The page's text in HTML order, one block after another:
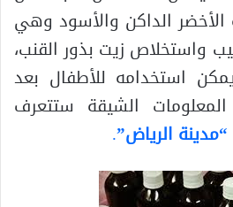
الداكن والأسود وهي
واستخلاص زيت بذور القنب،
استخدامه للأطفال بعد
الشيقة ستتعرف
“مدينة الرياض”.